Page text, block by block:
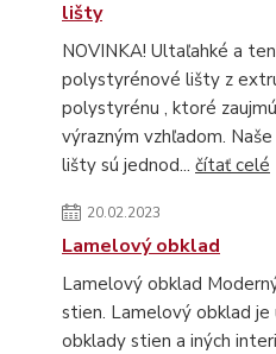
lišty
NOVINKA! Ultaľahké a
polystyrénové lišty z
polystyrénu , ktoré
výrazným vzhľadom.
lišty sú jednod... čítať celé
20.02.2023
Lamelový obklad
Lamelový obklad
stien. Lamelový obklad je
obklady stien a iných